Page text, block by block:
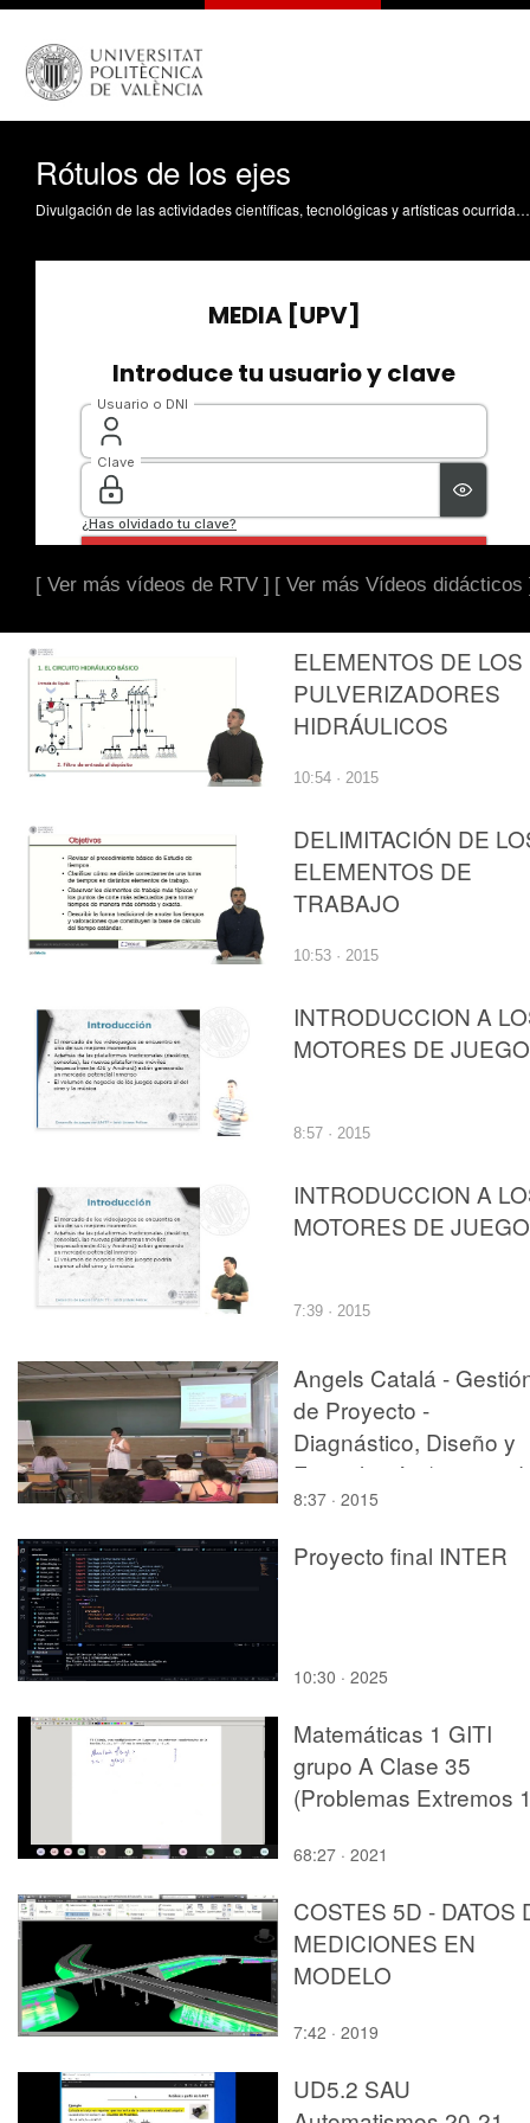
Rótulos de los ejes
Divulgación de las actividades científicas, tecnológicas y artísticas ocurridas en los tres campus de la UPV
[ Ver más vídeos de RTV ] [ Ver más Vídeos didácticos
ELEMENTOS DE LOS
PULVERIZADORES
HIDRÁULICOS
10:54 · 2015
DELIMITACIÓN DE
ELEMENTOS DE
TRABAJO
10:53 · 2015
INTRODUCCION A
MOTORES DE
8:57 · 2015
INTRODUCCION A
MOTORES DE
7:39 · 2015
Angels Catalá -
de Proyecto -
Diagnástico, Diseño y
Formulación (parte 1
4)
8:37 · 2015
Proyecto final INTER
10:30 · 2025
Matemáticas 1 GITI
grupo A Clase 35
(Problemas Extremos
68:27 · 2021
COSTES 5D - DATOS
MEDICIONES EN
MODELO
7:42 · 2019
UD5.2 SAU